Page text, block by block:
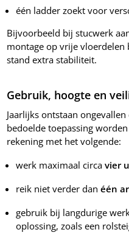
één ladder zoekt voor
Bijvoorbeeld bij stucwerk
montage op vrije
stand extra stabiliteit.
Gebruik, hoogte en
Jaarlijks ontstaan
bedoelde toepassing
rekening met het volgende:
werk maximaal circavier
reik niet verder danéén
gebruik bij langdurige
oplossing, zoals een